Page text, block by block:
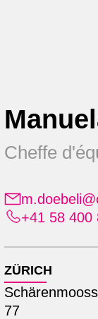
Cheffe
+41 58 400
ZÜRICH
77
50